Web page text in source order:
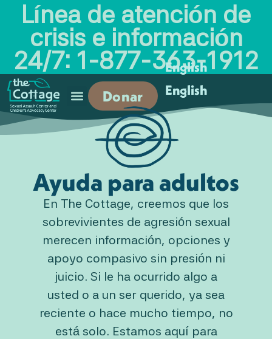
Línea de atención de
crisis e información
24/7: 1-877-363-1912
Donar English
English
Ayuda para adultos
En The Cottage, creemos que los
sobrevivientes de agresión sexual
merecen información, opciones y
apoyo compasivo sin presión ni
juicio. Si le ha ocurrido algo a
usted o a un ser querido, ya sea
reciente o hace mucho tiempo, no
está solo. Estamos aquí para